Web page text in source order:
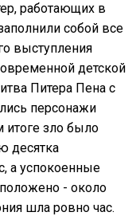
работающих в
собой все
выступления
детской
Питера Пена с
персонажи
итоге зло было
десятка
а успокоенные
положено - около
шла ровно час.